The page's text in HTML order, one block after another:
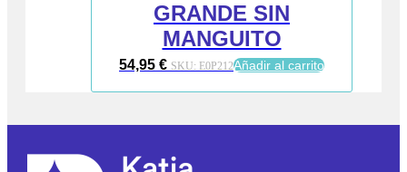
GRANDE SIN
MANGUITO
54,95 € SKU: E0P212Añadir al carrito